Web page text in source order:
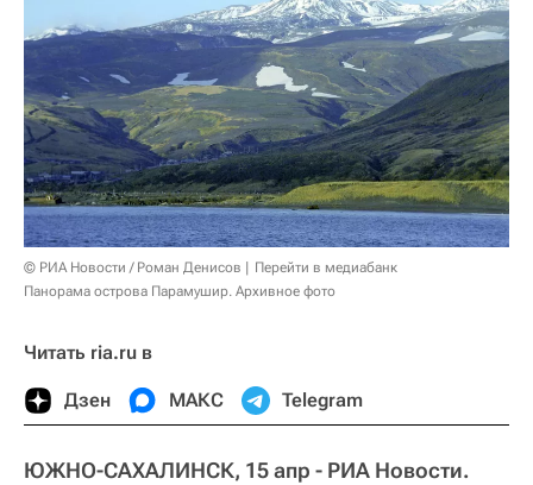
© РИА Новости / Роман Денисов
Перейти в медиабанк
Панорама острова Парамушир. Архивное фото
Читать ria.ru в
Дзен МАКС Telegram
ЮЖНО-САХАЛИНСК, 15 апр - РИА Новости.